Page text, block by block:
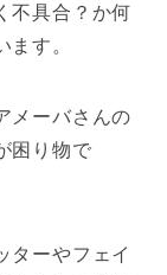
不具合？か何
す。
メーバさんの
困り物で
ターやフェイ